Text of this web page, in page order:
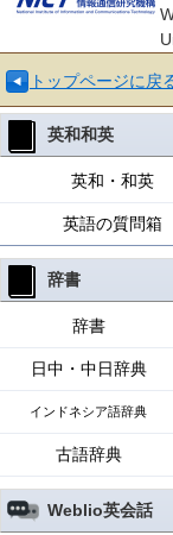
トップページに戻
英和和英
英和・和英
英語の質問箱
辞書
辞書
日中・中日辞典
インドネシア語辞典
古語辞典
Weblio英会話